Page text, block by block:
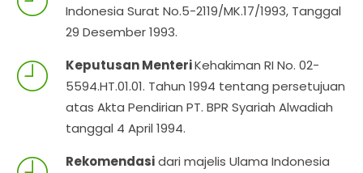
Indonesia Surat No.5-2119/MK.17/1993, Tanggal
29 Desember 1993.
Keputusan MenteriKehakiman RI No. 02-
5594.HT.01.01. Tahun 1994 tentang persetujuan
atas Akta Pendirian PT. BPR Syariah Alwadiah
tanggal 4 April 1994.
Rekomendasidari majelis Ulama Indonesia